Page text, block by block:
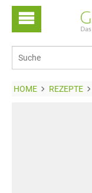
HOME REZEPTE